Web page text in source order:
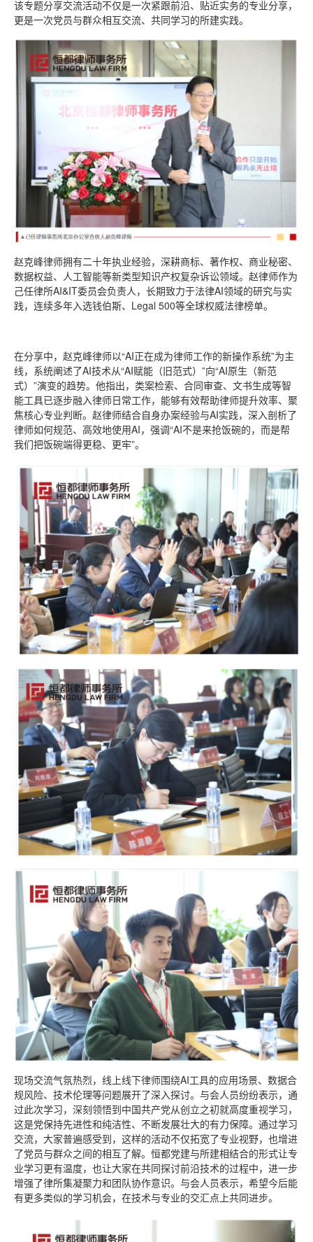
该专题分享交流活动不仅是一次紧跟前沿、贴近实务的专业分享，
更是一次党员与群众相互交流、共同学习的所建实践。
赵克峰律师拥有二十年执业经验，深耕商标、著作权、商业秘密、
数据权益、人工智能等新类型知识产权复杂诉讼领域。赵律师作为
己任律所AI&IT委员会负责人，长期致力于法律AI领域的研究与实
践，连续多年入选钱伯斯、Legal 500等全球权威法律榜单。
在分享中，赵克峰律师以“AI正在成为律师工作的新操作系统”为主
线，系统阐述了AI技术从“AI赋能（旧范式）”向“AI原生（新范
式）”演变的趋势。他指出，类案检索、合同审查、文书生成等智
能工具已逐步融入律师日常工作，能够有效帮助律师提升效率、聚
焦核心专业判断。赵律师结合自身办案经验与AI实践，深入剖析了
律师如何规范、高效地使用AI，强调“AI不是来抢饭碗的，而是帮
我们把饭碗端得更稳、更牢”。
现场交流气氛热烈，线上线下律师围绕AI工具的应用场景、数据合
规风险、技术伦理等问题展开了深入探讨。与会人员纷纷表示，通
过此次学习，深刻领悟到中国共产党从创立之初就高度重视学习，
这是党保持先进性和纯洁性、不断发展壮大的有力保障。通过学习
交流，大家普遍感受到，这样的活动不仅拓宽了专业视野，也增进
了党员与群众之间的相互了解。恒都党建与所建相结合的形式让专
业学习更有温度，也让大家在共同探讨前沿技术的过程中，进一步
增强了律所集凝聚力和团队协作意识。与会人员表示，希望今后能
有更多类似的学习机会，在技术与专业的交汇点上共同进步。